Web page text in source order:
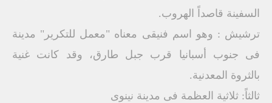
السفينة قاصداً الهروب.
ترشيش : وهو اسم فنيقى معناه "معمل للتكرير" مدينة
فى جنوب أسبانيا قرب جبل طارق، وقد كانت غنية
بالثروة المعدنية.
ثالثاً: ثلاثية العظمة فى مدينة نينوى